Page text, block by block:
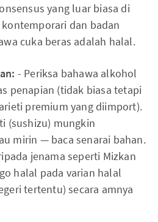
yang luar biasa di
dan badan
cuka beras adalah halal.
- Periksa bahawa alkohol
penapian (tidak biasa tetapi
premium yang diimport).
(sushizu) mungkin
mirin — baca senarai bahan.
jenama seperti Mizkan
halal pada varian halal
tertentu) secara amnya